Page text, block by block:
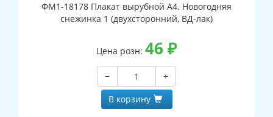
ФМ1-18178 Плакат вырубной А4. Новогодняя
снежинка 1 (двухсторонний, ВД-лак)
Цена розн: 46 ₽
−
+
В корзину